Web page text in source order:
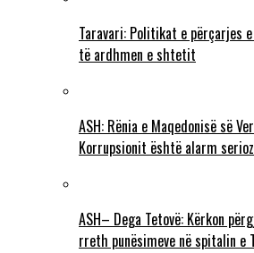
Taravari: Politikat e përçarjes
të ardhmen e shtetit
ASH: Rënia e Maqedonisë së
Korrupsionit është alarm
ASH– Dega Tetovë: Kërkon
rreth punësimeve në spitalin e